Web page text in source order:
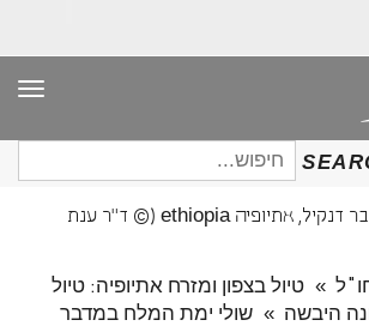
חיפוש
עבור:
שולי ימת המלח במדבר דנקיל, אתיופיה ethiopia (© ד"ר ענת
» טיול בצפון ומזרח אתיופיה: טיול
» שולי ימת המלח במדבר